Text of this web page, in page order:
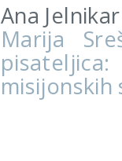
Ana Jelnikar
Marija
misijonskih